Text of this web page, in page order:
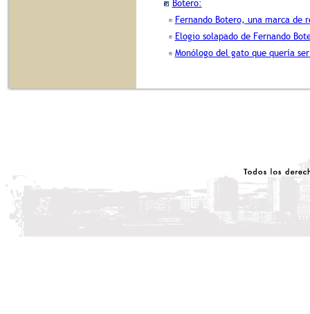
Botero:
Fernando Botero, una marca de
Elogio solapado de Fernando
Monólogo del gato que quería